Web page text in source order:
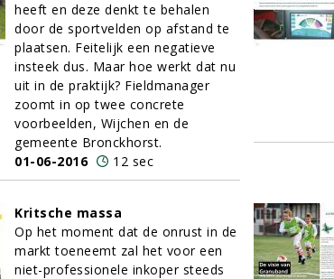
heeft en deze denkt te behalen
door de sportvelden op afstand te
plaatsen. Feitelijk een negatieve
insteek dus. Maar hoe werkt dat nu
uit in de praktijk? Fieldmanager
zoomt in op twee concrete
voorbeelden, Wijchen en de
gemeente Bronckhorst.
01-06-2016
12 sec
Kritsche massa
Op het moment dat de onrust in de
markt toeneemt zal het voor een
niet-professionele inkoper steeds